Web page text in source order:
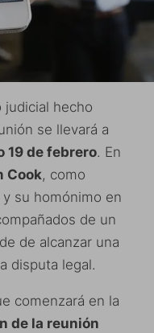
judicial hecho
se llevará a
19 de febrero. En
Cook, como
su homónimo en
de un
de alcanzar una
disputa legal.
comenzará en la
de la reunión